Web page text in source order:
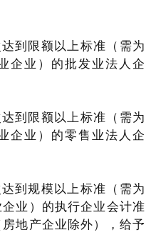
到限额以上标准（需为
企业）的批发业法人企
到限额以上标准（需为
企业）的零售业法人企
到规模以上标准（需为
业）的执行企业会计准
地产企业除外），给予